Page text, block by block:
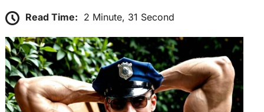
Read Time: 2 Minute, 31 Second